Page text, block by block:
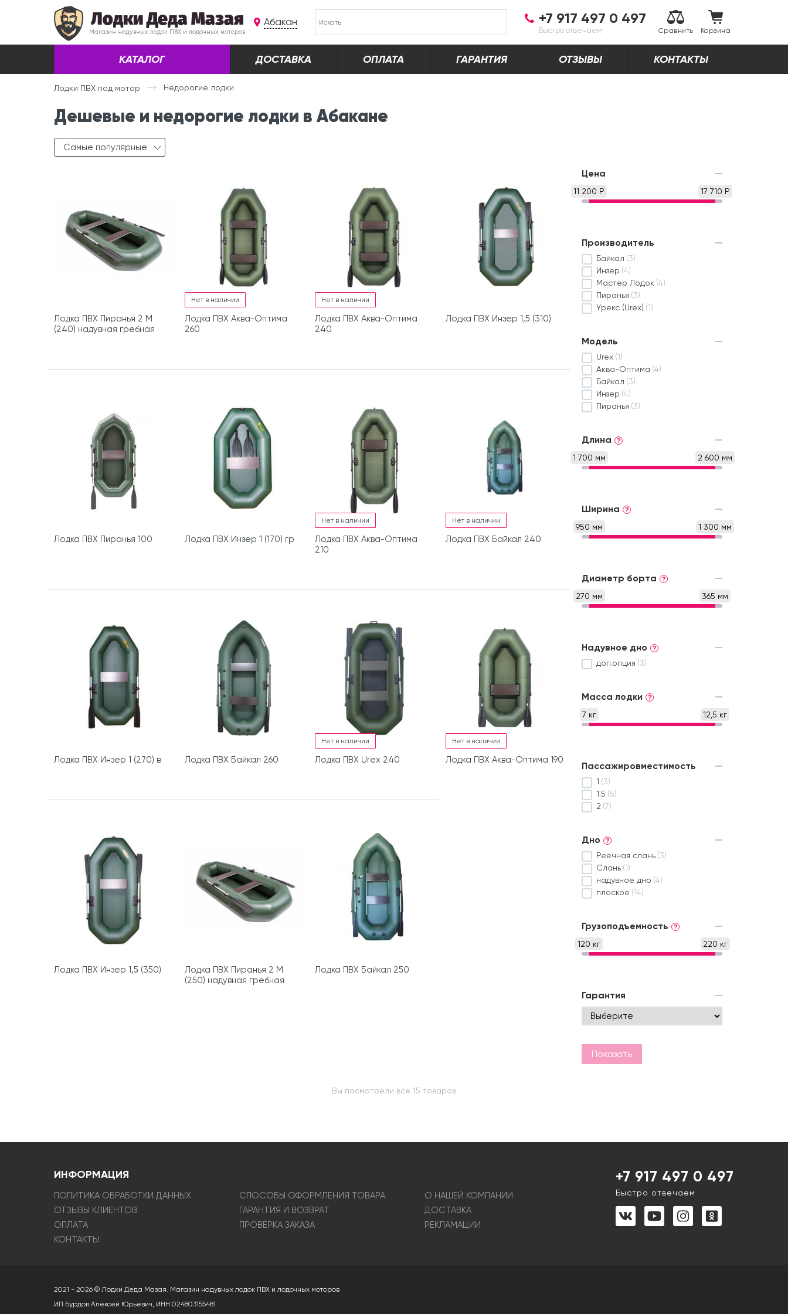
Лодки Деда Мазая
Магазин надувных лодок ПВХ и лодочных моторов
Абакан +7 917 497 0 497
Быстро отвечаем Сравнить Корзина
КАТАЛОГ ДОСТАВКА ОПЛАТА ГАРАНТИЯ ОТЗЫВЫ КОНТАКТЫ
Лодки ПВХ под мотор Недорогие лодки
Дешевые и недорогие лодки в Абакане
Самые популярные
Лодка ПВХ Пиранья 2 М
(240) надувная гребная
Нет в наличии
Лодка ПВХ Аква-Оптима
260
Нет в наличии
Лодка ПВХ Аква-Оптима
240
Лодка ПВХ Инзер 1,5 (310)
Лодка ПВХ Пиранья 100 Лодка ПВХ Инзер 1 (170) гр
Нет в наличии
Лодка ПВХ Аква-Оптима
210
Нет в наличии
Лодка ПВХ Байкал 240
Лодка ПВХ Инзер 1 (270) в Лодка ПВХ Байкал 260
Нет в наличии
Лодка ПВХ Urex 240
Нет в наличии
Лодка ПВХ Аква-Оптима 190
Лодка ПВХ Инзер 1,5 (350)
Лодка ПВХ Пиранья 2 М
(250) надувная гребная
Лодка ПВХ Байкал 250
Цена
11 200 Р 17 710 Р
Производитель
Байкал (3)
Инзер (4)
Мастер Лодок (4)
Пиранья (3)
Урекс (Urex) (1)
Модель
Urex (1)
Аква-Оптима (4)
Байкал (3)
Инзер (4)
Пиранья (3)
Длина ?
1 700 мм 2 600 мм
Ширина ?
950 мм 1 300 мм
Диаметр борта ?
270 мм 365 мм
Надувное дно ?
доп.опция (3)
Масса лодки ?
7 кг 12,5 кг
Пассажировместимость
1 (3)
1.5 (5)
2 (7)
Дно ?
Реечная слань (3)
Слань (1)
надувное дно (4)
плоское (14)
Грузоподъемность ?
120 кг 220 кг
Гарантия
Показать
Вы посмотрели все 15 товаров
ИНФОРМАЦИЯ
ПОЛИТИКА ОБРАБОТКИ ДАННЫХ СПОСОБЫ ОФОРМЛЕНИЯ ТОВАРА
О НАШЕЙ КОМПАНИИ
ОТЗЫВЫ КЛИЕНТОВ
ГАРАНТИЯ И ВОЗВРАТ
ДОСТАВКА
ОПЛАТА
ПРОВЕРКА ЗАКАЗА
РЕКЛАМАЦИИ
КОНТАКТЫ
+7 917 497 0 497
Быстро отвечаем
2021 - 2026 © Лодки Деда Мазая. Магазин надувных лодок ПВХ и лодочных моторов
ИП Бурдов Алексей Юрьевич, ИНН 024803155481